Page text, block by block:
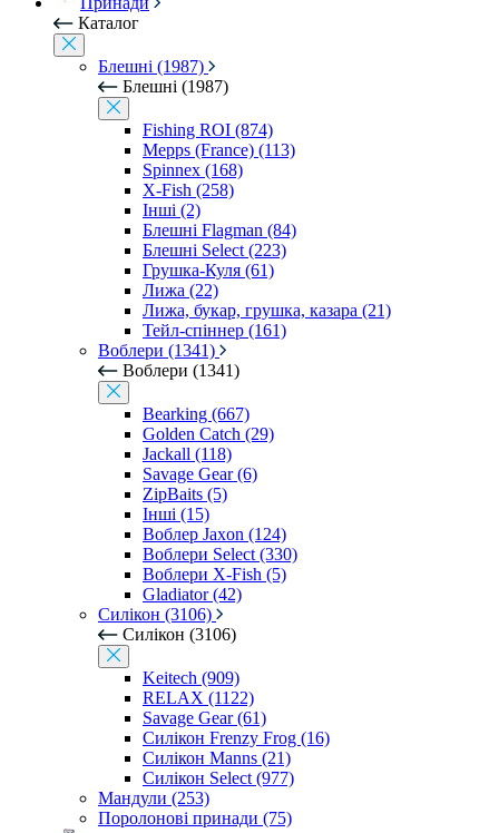
Каталог
Блешні (1987)
Блешні (1987)
Fishing ROI (874)
Mepps (France) (113)
Spinnex (168)
X-Fish (258)
Інші (2)
Блешні Flagman (84)
Блешні Select (223)
Грушка-Куля (61)
Лижа (22)
Лижа, букар, грушка, казара (21)
Тейл-спіннер (161)
Воблери (1341)
Воблери (1341)
Bearking (667)
Golden Catch (29)
Jackall (118)
Savage Gear (6)
ZipBaits (5)
Інші (15)
Воблер Jaxon (124)
Воблери Select (330)
Воблери X-Fish (5)
Gladiator (42)
Силікон (3106)
Силікон (3106)
Keitech (909)
RELAX (1122)
Savage Gear (61)
Силікон Frenzy Frog (16)
Силікон Manns (21)
Силікон Select (977)
Мандули (253)
Поролонові принади (75)